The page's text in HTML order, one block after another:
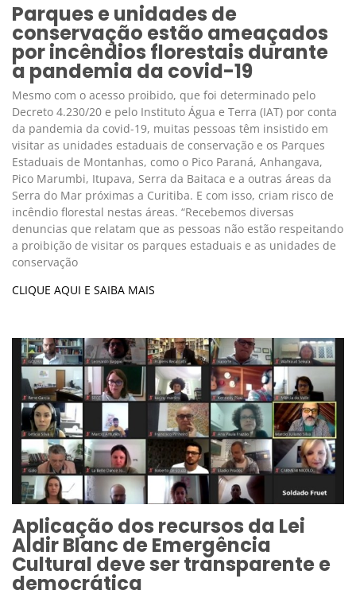
Parques e unidades de
conservação estão ameaçados
por incêndios florestais durante
a pandemia da covid-19
Mesmo com o acesso proibido, que foi determinado pelo
Decreto 4.230/20 e pelo Instituto Água e Terra (IAT) por conta
da pandemia da covid-19, muitas pessoas têm insistido em
visitar as unidades estaduais de conservação e os Parques
Estaduais de Montanhas, como o Pico Paraná, Anhangava,
Pico Marumbi, Itupava, Serra da Baitaca e a outras áreas da
Serra do Mar próximas a Curitiba. E com isso, criam risco de
incêndio florestal nestas áreas. “Recebemos diversas
denuncias que relatam que as pessoas não estão respeitando
a proibição de visitar os parques estaduais e as unidades de
conservação
CLIQUE AQUI E SAIBA MAIS
Aplicação dos recursos da Lei
Aldir Blanc de Emergência
Cultural deve ser transparente e
democrática